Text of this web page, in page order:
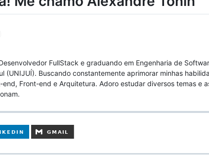
FullStack e graduando em Engenharia de
(UNIJUÍ). Buscando constantemente aprimorar minhas
end, Front-end e Arquitetura. Adoro estudar diversos temas e